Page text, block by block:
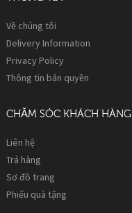
Về chúng tôi
Delivery Information
Privacy Policy
Thông tin bản quyền
CHĂM SÓC KHÁCH HÀNG
Liên hệ
Trả hàng
Sơ đồ trang
Phiếu quà tặng